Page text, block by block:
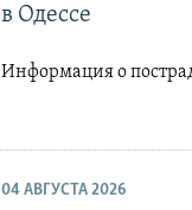
в Одессе
Информация о
04 АВГУСТА 2026